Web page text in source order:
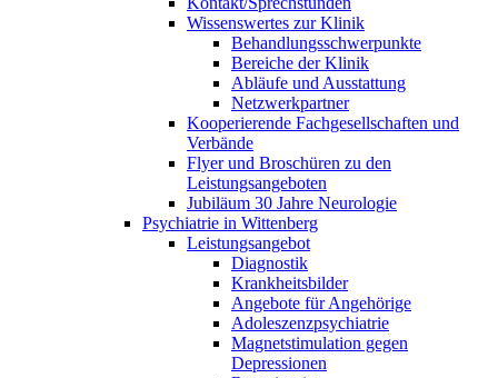
Wissenswertes zur Klinik
Behandlungsschwerpunkte
Bereiche der Klinik
Abläufe und Ausstattung
Netzwerkpartner
Kooperierende Fachgesellschaften und
Verbände
Flyer und Broschüren zu den
Leistungsangeboten
Jubiläum 30 Jahre Neurologie
Psychiatrie in Wittenberg
Leistungsangebot
Diagnostik
Krankheitsbilder
Angebote für Angehörige
Adoleszenzpsychiatrie
Magnetstimulation gegen
Depressionen